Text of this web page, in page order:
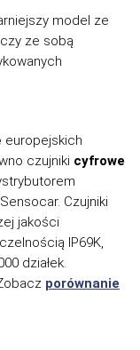
model ze
ze sobą
europejskich
czujniki cyfrowe
Czujniki
jakości
IP69K,
działek.
porównanie